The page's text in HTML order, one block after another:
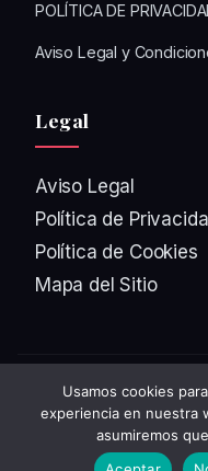
POLÍTICA DE
Aviso Legal y
Legal
Aviso Legal
Política de
Política de Cookies
Mapa del Sitio
© 2026Chusmeando
Usamos cookies
experiencia en nuestra
asumiremos